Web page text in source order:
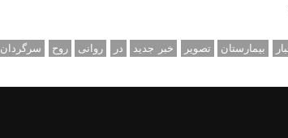
بیمارستان تصویر خبر جدید در روانی روح سرگردان